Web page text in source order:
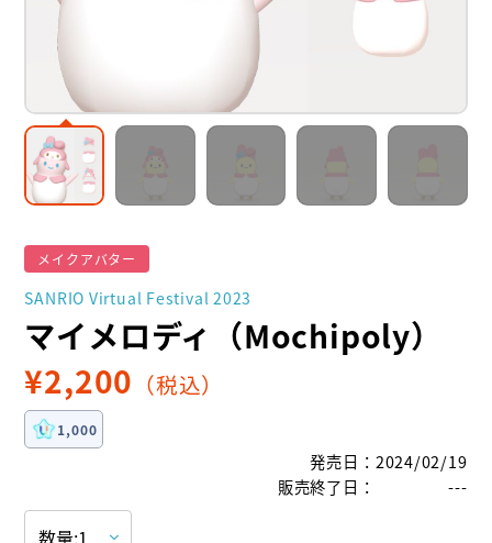
メイクアバター
SANRIO Virtual Festival 2023
マイメロディ（Mochipoly）
¥2,200 （税込）
1,000
発売日 ： 2024/02/19
販売終了日 ： ---